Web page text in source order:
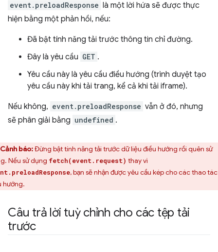
event.preloadResponse là một lời hứa sẽ được thực
hiện bằng một phản hồi, nếu:
Đã bật tính năng tải trước thông tin chỉ đường.
Đây là yêu cầu GET .
Yêu cầu này là yêu cầu điều hướng (trình duyệt tạo
yêu cầu này khi tải trang, kể cả khi tải iframe).
Nếu không, event.preloadResponse vẫn ở đó, nhưng
sẽ phân giải bằng undefined .
Cảnh báo:Đừng bật tính năng tải trước dữ liệu điều hướng rồi quên sử
Nếu sử dụng fetch(event.request) thay vì
, bạn sẽ nhận được yêu cầu kép cho các thao tác
hướng.
Câu trả lời tuỳ chỉnh cho các tệp tải
trước